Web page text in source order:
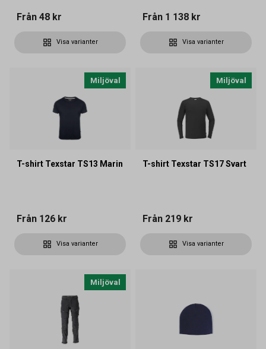
Från 48 kr
Visa varianter
Från 1 138 kr
Visa varianter
Miljöval
T-shirt Texstar TS13 Marin
Från 126 kr
Visa varianter
Miljöval
T-shirt Texstar TS17 Svart
Från 219 kr
Visa varianter
Miljöval